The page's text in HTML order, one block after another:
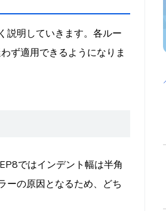
説明していきます。各ルー
ず適用できるようになりま
ではインデント幅は半角
ーの原因となるため、どち